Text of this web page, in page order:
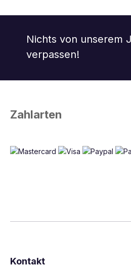
Nichts von unserem
verpassen!
Zahlarten
Kontakt